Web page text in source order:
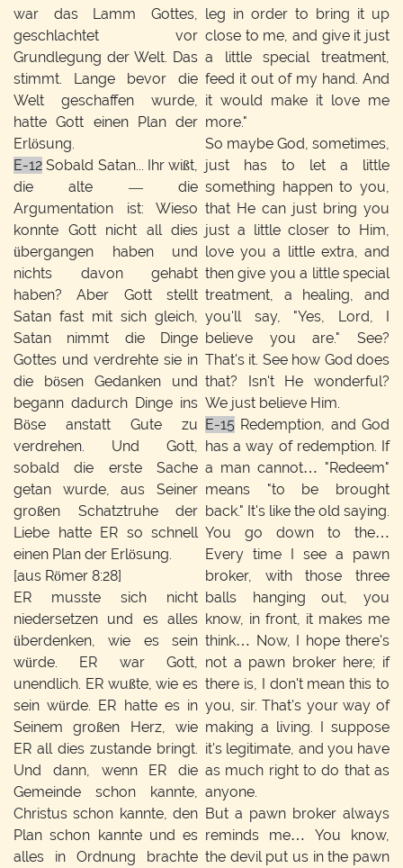
war das Lamm Gottes,
geschlachtet vor
Grundlegung der Welt. Das
stimmt. Lange bevor die
Welt geschaffen wurde,
hatte Gott einen Plan der
Erlösung.
E-12 Sobald Satan... Ihr wißt,
die alte — die
Argumentation ist: Wieso
konnte Gott nicht all dies
übergangen haben und
nichts davon gehabt
haben? Aber Gott stellt
Satan fast mit sich gleich,
Satan nimmt die Dinge
Gottes und verdrehte sie in
die bösen Gedanken und
begann dadurch Dinge ins
Böse anstatt Gute zu
verdrehen. Und Gott,
sobald die erste Sache
getan wurde, aus Seiner
großen Schatztruhe der
Liebe hatte ER so schnell
einen Plan der Erlösung.
[aus Römer 8:28]
ER musste sich nicht
niedersetzen und es alles
überdenken, wie es sein
würde. ER war Gott,
unendlich. ER wußte, wie es
sein würde. ER hatte es in
Seinem großen Herz, wie
ER all dies zustande bringt.
Und dann, wenn ER die
Gemeinde schon kannte,
Christus schon kannte, den
Plan schon kannte und es
alles in Ordnung brachte
leg in order to bring it up
close to me, and give it just
a little special treatment,
feed it out of my hand. And
it would make it love me
more."
So maybe God, sometimes,
just has to let a little
something happen to you,
that He can just bring you
just a little closer to Him,
love you a little extra, and
then give you a little special
treatment, a healing, and
you'll say, "Yes, Lord, I
believe you are." See?
That's it. See how God does
that? Isn't He wonderful?
We just believe Him.
E-15 Redemption, and God
has a way of redemption. If
a man cannot… "Redeem"
means "to be brought
back." It's like the old saying.
You go down to the…
Every time I see a pawn
broker, with those three
balls hanging out, you
know, in front, it makes me
think… Now, I hope there's
not a pawn broker here; if
there is, I don't mean this to
you, sir. That's your way of
making a living. I suppose
it's legitimate, and you have
as much right to do that as
anyone.
But a pawn broker always
reminds me… You know,
the devil put us in the pawn